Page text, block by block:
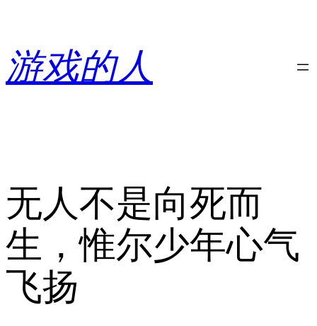
内
容
游戏的人
无人不是向死而
生，惟尔少年心气
飞扬